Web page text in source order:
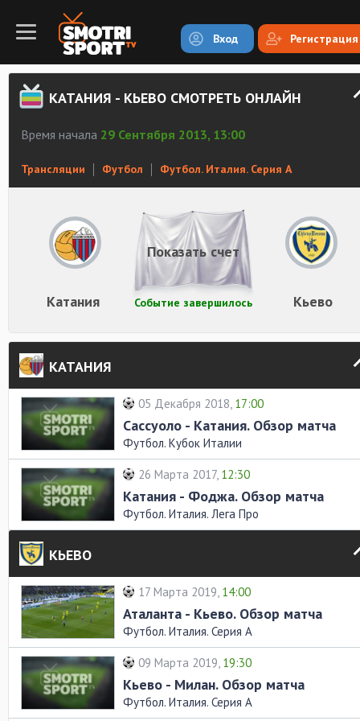
Вход Регистрация
КАТАНИЯ - КЬЕВО СМОТРЕТЬ ОНЛАЙН
Время начала 29 Сентября 2013, 13:00
Трансляции Футбол Футбол. Италия. Серия А
Катания Кьево
Событие завершилось
Показать счет
КАТАНИЯ
05 Декабря 2018, 17:00
Сассуоло - Катания. Обзор матча
Футбол. Кубок Италии
26 Марта 2017, 12:30
Катания - Фоджа. Обзор матча
Футбол. Италия. Лега Про
КЬЕВО
17 Марта 2019, 14:00
Аталанта - Кьево. Обзор матча
Футбол. Италия. Серия А
09 Марта 2019, 19:30
Кьево - Милан. Обзор матча
Футбол. Италия. Серия А